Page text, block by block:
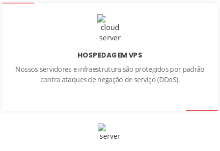
HOSPEDAGEM VPS
Nossos servidores e infraestrutura são protegidos por padrão
contra ataques de negação de serviço (DDoS).